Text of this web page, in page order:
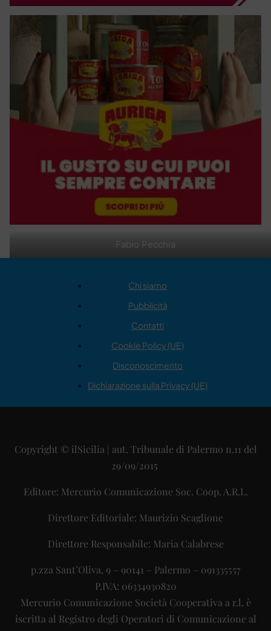
Fabio Pecchia
Chi siamo
Pubblicità
Contatti
Cookie Policy (UE)
Disconoscimento
Dichiarazione sulla Privacy (UE)
Copyright © ilSicilia | aut. Tribunale di Palermo n.11 del
29/09/2015
Editore: Mercurio Comunicazione Soc. Coop. A.R.L.
Direttore Editoriale: Maurizio Scaglione
Direttore Responsabile: Maria Calabrese
p.zza Sant’Oliva, 9 – 90141 – Palermo – 091335557
P.IVA: 06334930820
Mercurio Comunicazione Società Cooperativa a r.l. è
iscritta al Registro degli Operatori di Comunicazione al